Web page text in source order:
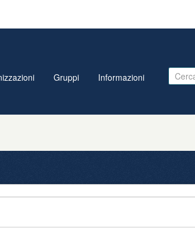
Gruppi Informazioni